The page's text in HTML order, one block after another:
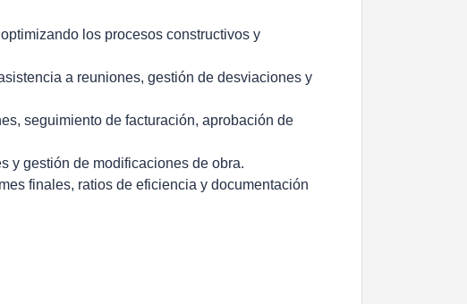
los procesos constructivos y
a reuniones, gestión de desviaciones y
seguimiento de facturación, aprobación de
y gestión de modificaciones de obra.
finales, ratios de eficiencia y documentación